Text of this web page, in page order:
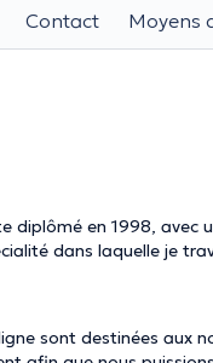
Contact Moyens
diplômé en 1998,
dans laquelle je
sont destinées aux